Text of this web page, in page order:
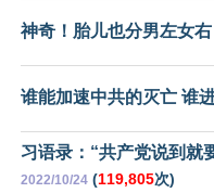
神奇！胎儿也分男左女右
谁能加速中共的灭亡 谁
习语录：“共产党说到就
2022/10/24 (119,805次)